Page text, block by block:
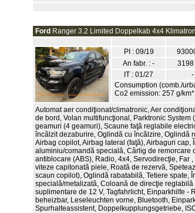
Ford Ranger 3.2 Limited Doppelkab 4x4
PI : 09/19
An fabr. : -
3198
IT : 01/27 -
Consumption (comb./
Co2 emission: 257 g/km*
Automat aer condiţionat/climatronic, Aer
de bord, Volan multifuncţional, Parktronic
geamuri (4 geamuri), Scaune faţă reglabile
încălzit dezaburire, Oglindă cu încălzire, Oglindă
Airbag copilot, Airbag lateral (faţă), Airbaguri
aluminiu/comandă specială, Cârlig de remorcare
antiblocare (ABS), Radio, 4x4, Servodirecţie, Far
viteze capitonată piele, Roată de rezervă,
scaun copilot), Oglindă rabatabilă, Tetiere spate,
specială/metalizată, Coloană de direcţie
suplimentare de 12 V, Tagfahrlicht, Einparkhilfe -
beheizbar, Leseleuchten vorne, Bluetooth,
Spurhalteassistent, Doppelkupplungsgetriebe,